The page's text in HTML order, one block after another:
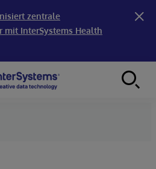
zentrale
mit InterSystems Health